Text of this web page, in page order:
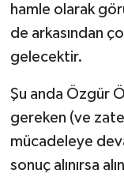
hamle olarak
de arkasından
gelecektir.
Şu anda Özgür
gereken (ve
mücadeleye
sonuç alınırsa